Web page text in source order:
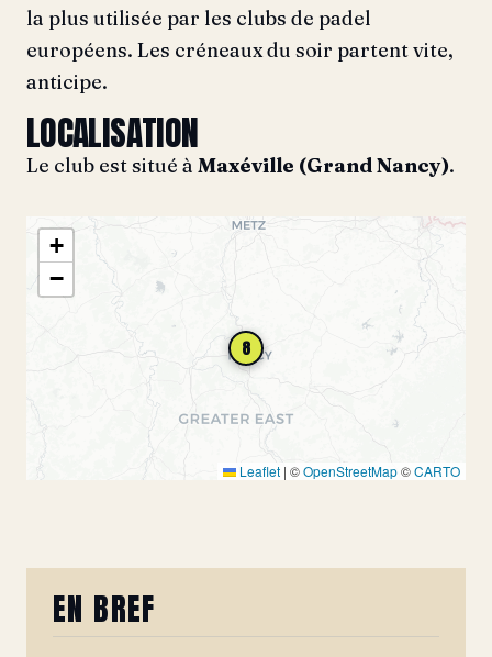
la plus utilisée par les clubs de padel
européens. Les créneaux du soir partent vite,
anticipe.
LOCALISATION
Le club est situé à Maxéville (Grand Nancy).
8
+
−
Leaflet | ©OpenStreetMap©CARTO
EN BREF